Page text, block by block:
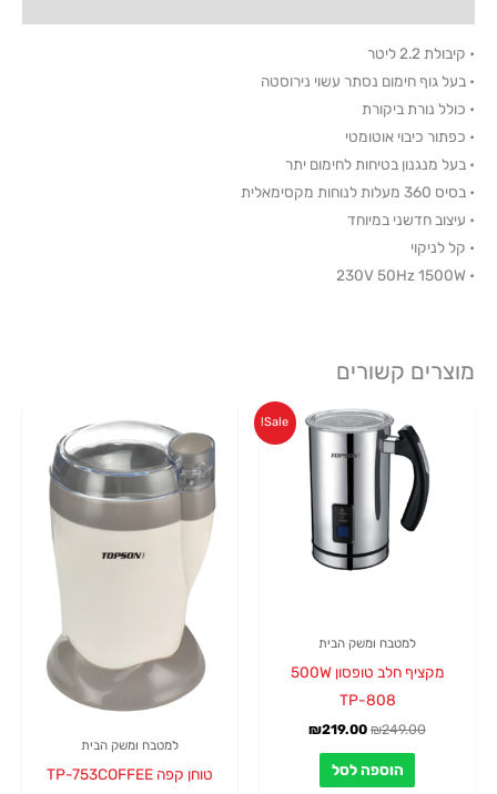
• קיבולת 2.2 ליטר
• בעל גוף חימום נסתר עשוי נירוסטה
• כולל נורת ביקורת
• כפתור כיבוי אוטומטי
• בעל מנגנון בטיחות לחימום יתר
• בסיס 360 מעלות לנוחות מקסימאלית
• עיצוב חדשני במיוחד
• קל לניקוי
• 230V 50Hz 1500W
מוצרים קשורים
Sale!
למטבח ומשק הבית
מקציף חלב טופסון 500W
TP-808
₪249.00
המחיר
המקורי
היה:
₪249.00.
₪219.00
המחיר
הנוכחי
הוספה לסל
למטבח ומשק הבית
טוחן קפה TP-753COFFEE